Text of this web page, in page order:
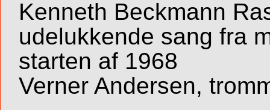
Kenneth Beckmann
udelukkende sang fra
starten af 1968
Verner Andersen,